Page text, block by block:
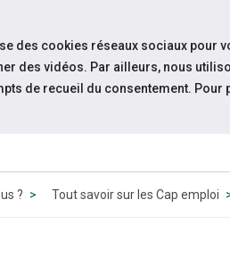
? Tout savoir sur les Cap emploi
des cookies réseaux sociaux pour
des vidéos. Par ailleurs, nous
de recueil du consentement.